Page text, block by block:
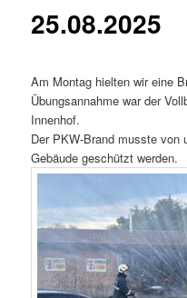
25.08.2025
Am Montag hielten wir eine
Übungsannahme war der
Innenhof.
Der PKW-Brand musste von
Gebäude geschützt werden.